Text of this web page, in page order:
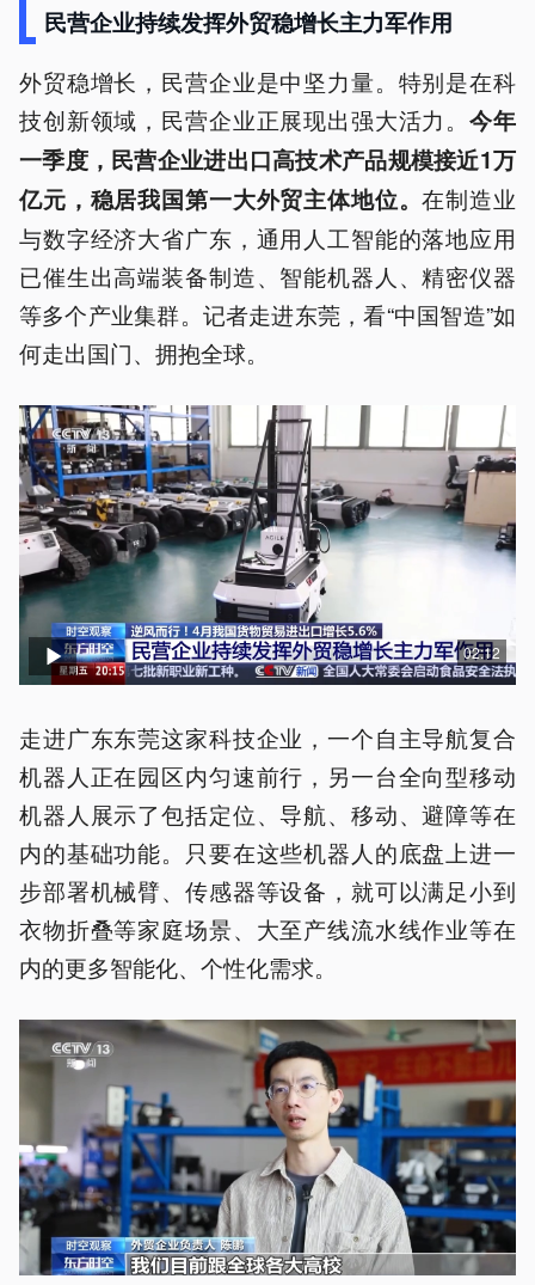
民营企业持续发挥外贸稳增长主力军作用
外贸稳增长，民营企业是中坚力量。特别是在科
技创新领域，民营企业正展现出强大活力。今年
一季度，民营企业进出口高技术产品规模接近1万
亿元，稳居我国第一大外贸主体地位。在制造业
与数字经济大省广东，通用人工智能的落地应用
已催生出高端装备制造、智能机器人、精密仪器
等多个产业集群。记者走进东莞，看“中国智造”如
何走出国门、拥抱全球。
02:12
走进广东东莞这家科技企业，一个自主导航复合
机器人正在园区内匀速前行，另一台全向型移动
机器人展示了包括定位、导航、移动、避障等在
内的基础功能。只要在这些机器人的底盘上进一
步部署机械臂、传感器等设备，就可以满足小到
衣物折叠等家庭场景、大至产线流水线作业等在
内的更多智能化、个性化需求。